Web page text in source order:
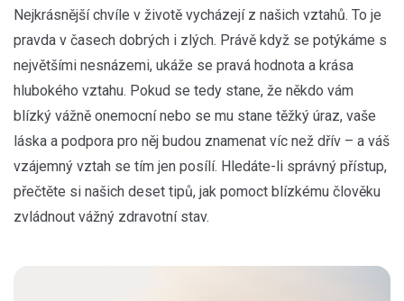
Nejkrásnější chvíle v životě vycházejí z našich vztahů. To je
pravda v časech dobrých i zlých. Právě když se potýkáme s
největšími nesnázemi, ukáže se pravá hodnota a krása
hlubokého vztahu. Pokud se tedy stane, že někdo vám
blízký vážně onemocní nebo se mu stane těžký úraz, vaše
láska a podpora pro něj budou znamenat víc než dřív – a váš
vzájemný vztah se tím jen posílí. Hledáte-li správný přístup,
přečtěte si našich deset tipů, jak pomoct blízkému člověku
zvládnout vážný zdravotní stav.